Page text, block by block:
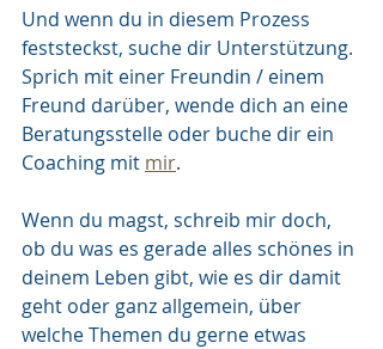
Und wenn du in diesem Prozess
feststeckst, suche dir Unterstützung.
Sprich mit einer Freundin / einem
Freund darüber, wende dich an eine
Beratungsstelle oder buche dir ein
Coaching mit mir.
Wenn du magst, schreib mir doch,
ob du was es gerade alles schönes in
deinem Leben gibt, wie es dir damit
geht oder ganz allgemein, über
welche Themen du gerne etwas